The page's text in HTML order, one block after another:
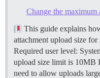
Change the maximum
This guide explains
attachment upload size for
Required user level:
upload size limit is 10MB
need to allow uploads